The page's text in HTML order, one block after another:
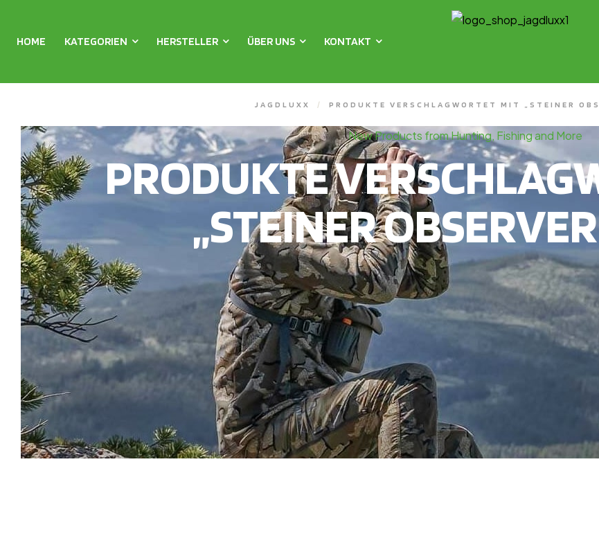
HOME KATEGORIEN HERSTELLER ÜBER UNS KONTAKT
JAGDLUXX / PRODUKTE VERSCHLAGWORTET MIT „STEINER
New Products from Hunting, Fishing and More
PRODUKTE
„STEINER